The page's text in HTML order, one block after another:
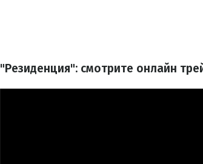
"Резиденция": смотрите онлайн